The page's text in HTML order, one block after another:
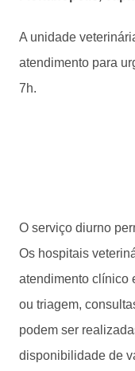
A unidade
atendimento para
7h.
O serviço diurno
Os hospitais
atendimento clínico
ou triagem,
podem ser
disponibilidade de